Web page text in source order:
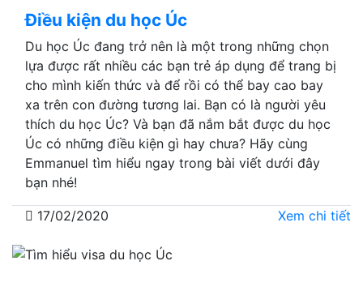
Điều kiện du học Úc
Du học Úc đang trở nên là một trong những chọn
lựa được rất nhiều các bạn trẻ áp dụng để trang bị
cho mình kiến thức và để rồi có thể bay cao bay
xa trên con đường tương lai. Bạn có là người yêu
thích du học Úc? Và bạn đã nắm bắt được du học
Úc có những điều kiện gì hay chưa? Hãy cùng
Emmanuel tìm hiểu ngay trong bài viết dưới đây
bạn nhé!
17/02/2020 Xem chi tiết